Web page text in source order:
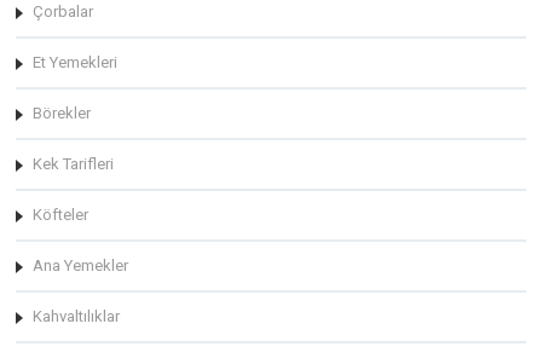
Çorbalar
Et Yemekleri
Börekler
Kek Tarifleri
Köfteler
Ana Yemekler
Kahvaltılıklar